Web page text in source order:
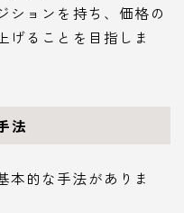
ションを持ち、価格の
げることを目指しま
法
本的な手法がありま